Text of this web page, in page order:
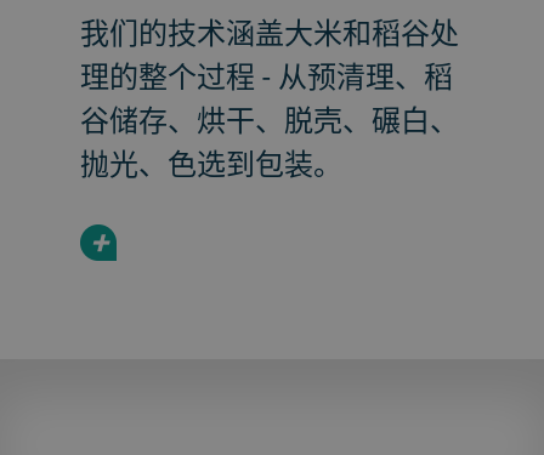
我们的技术涵盖大米和稻谷处
理的整个过程 - 从预清理、稻
谷储存、烘干、脱壳、碾白、
抛光、色选到包装。
+